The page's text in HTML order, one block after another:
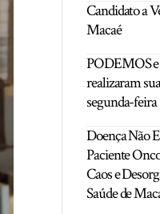
Candidato a
Macaé
PODEMOS e
realizaram
segunda-feira
Doença Não
Paciente
Caos e
Saúde de